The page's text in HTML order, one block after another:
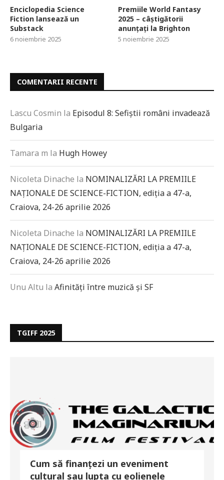
Enciclopedia Science
Fiction lansează un
Substack
6 noiembrie 2025
Premiile World Fantasy
2025 – câștigătorii
anunțați la Brighton
5 noiembrie 2025
COMENTARII RECENTE
Lascu Cosmin la Episodul 8: Sefiștii români invadează
Bulgaria
Tamara m la Hugh Howey
Nicoleta Dinache la NOMINALIZĂRI LA PREMIILE
NAȚIONALE DE SCIENCE-FICTION, ediția a 47-a,
Craiova, 24-26 aprilie 2026
Nicoleta Dinache la NOMINALIZĂRI LA PREMIILE
NAȚIONALE DE SCIENCE-FICTION, ediția a 47-a,
Craiova, 24-26 aprilie 2026
Unu Altu la Afinități între muzică și SF
TGIFF 2025
Cum să finanțezi un eveniment
cultural sau lupta cu eolienele